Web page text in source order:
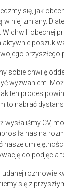
się, jak
w niej zmiany.
W chwili obecnej
sobie chwilę
wyzwaniem.
ten proces
to nabrać
wysłaliśmy CV,
nas na
nasze
do podjęcia
udanej rozmowie
się z